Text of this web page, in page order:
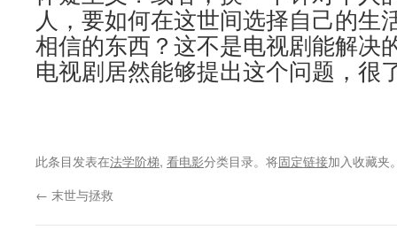
人，要如何在这世间选择自己的生
相信的东西？这不是电视剧能解决
电视剧居然能够提出这个问题，很
此条目发表在法学阶梯, 看电影分类目录。将固定链接加入收藏夹
← 末世与拯救